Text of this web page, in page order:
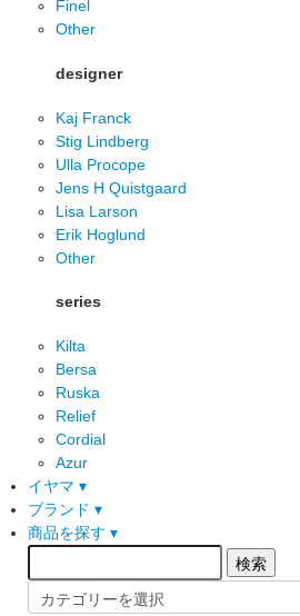
Finel
Other
designer
Kaj Franck
Stig Lindberg
Ulla Procope
Jens H Quistgaard
Lisa Larson
Erik Hoglund
Other
series
Kilta
Bersa
Ruska
Relief
Cordial
Azur
イヤマ ▾
ブランド ▾
商品を探す ▾